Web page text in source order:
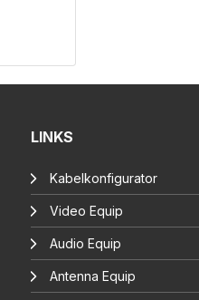
LINKS
Kabelkonfigurator
Video Equip
Audio Equip
Antenna Equip